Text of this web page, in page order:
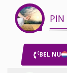
PIN
BEL NU